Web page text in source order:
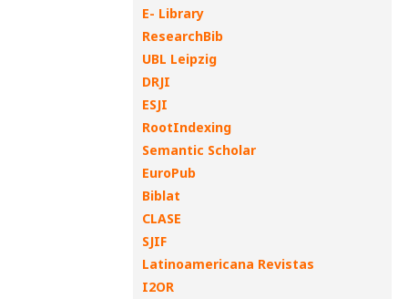
E- Library
ResearchBib
UBL Leipzig
DRJI
ESJI
RootIndexing
Semantic Scholar
EuroPub
Biblat
CLASE
SJIF
Latinoamericana Revistas
I2OR